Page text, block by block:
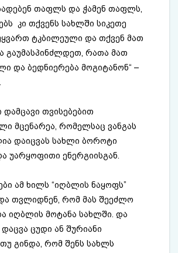
თაფლს და ჭამენ თაფლს,
კი თქვენს სახლში სიკეთე
ტკბილეული და თქვენ მათ
რათა მათ
და ბედნიერება მოგიტანონ“ –
დამცავი თვისებებით
მცენარეა, რომელსაც ვანგას
დაიცვას სახლი ბოროტი
უარყოფითი ენერგიისგან.
ამ ხილს “იღბლის ნაყოფს”
თვლიდნენ, რომ მას შეეძლო
იღბლის მოტანა სახლში. და
ცუდი ან შურიანი
გინდა, რომ შენს სახლს